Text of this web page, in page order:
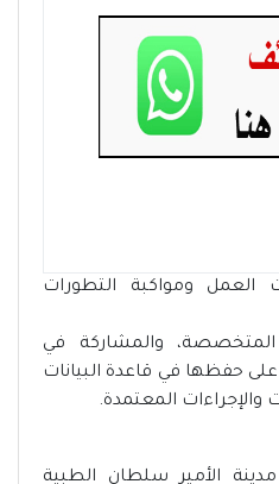
العمل ومواكبة التطورات
المتخصصة، والمشاركة في
حفظها في قاعدة البيانات
المعتمدة.
الأمير سلطان الطبية